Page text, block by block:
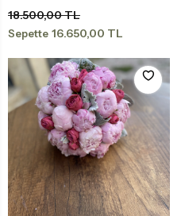
18.500,00 TL
Sepette 16.650,00 TL